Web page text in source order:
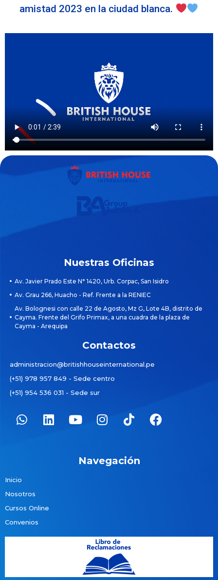
amistad 2023 en la ciudad blanca.
Nuestras Oficinas
Av. Javier Prado Este N° 1420, Urb. Corpac, San Isidro
Av. Grau 266, Huacho - Ref. Frente a la RENIEC
Av. Bolognesi con calle 22 de Agosto, Mz G, Lote 4B, distrito de
Cayma. Frente del Grifo Primax, a una cuadra de la plaza de
Cayma - Arequipa
Contactos
administracion@britishhouseinternational.pe
(+51) 978 957 849 - Sede centro
(+51) 954 536 031 - Sede sur
Navegación
Inicio
Nosotros
Cursos Online
Convenios